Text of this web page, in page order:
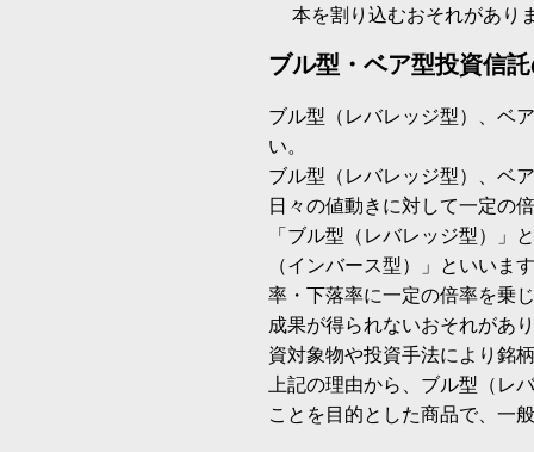
本を割り込むおそれがあり
ブル型・ベア型投資信
ブル型（レバレッジ型）、ベ
い。
ブル型（レバレッジ型）、ベ
日々の値動きに対して一定の
「ブル型（レバレッジ型）」
（インバース型）」といいま
率・下落率に一定の倍率を乗
成果が得られないおそれがあ
資対象物や投資手法により銘
上記の理由から、ブル型（レ
ことを目的とした商品で、一